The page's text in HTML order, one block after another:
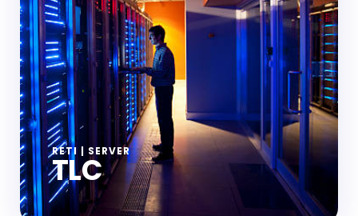
RETI | SERVER
TLC